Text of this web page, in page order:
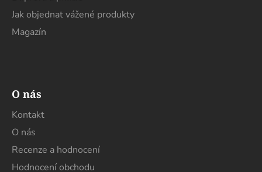
Jak objednat vážené produkty
Magazín
O nás
Kontakt
O nás
Recenze a hodnocení
Hodnocení obchodu